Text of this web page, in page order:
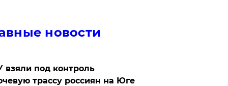
новости
взяли под контроль
трассу россиян на Юге